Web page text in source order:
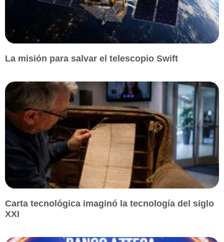
La misión para salvar el telescopio Swift
Carta tecnológica imaginó la tecnología del siglo
XXI